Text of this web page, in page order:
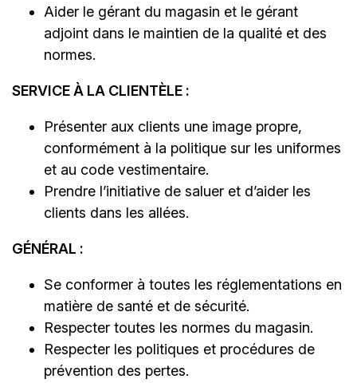
Aider le gérant du magasin et le gérant
adjoint dans le maintien de la qualité et des
normes.
SERVICE À LA CLIENTÈLE :
Présenter aux clients une image propre,
conformément à la politique sur les uniformes
et au code vestimentaire.
Prendre l’initiative de saluer et d’aider les
clients dans les allées.
GÉNÉRAL :
Se conformer à toutes les réglementations en
matière de santé et de sécurité.
Respecter toutes les normes du magasin.
Respecter les politiques et procédures de
prévention des pertes.